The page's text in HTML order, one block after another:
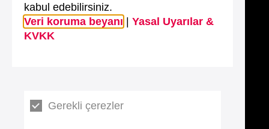
kabul edebilirsiniz.
Veri koruma beyanı
Yasal Uyarılar &
KVKK
Gerekli çerezler